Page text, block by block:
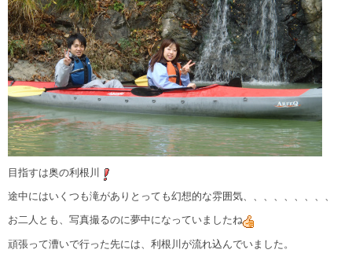
目指すは奥の利根川
途中にはいくつも滝がありとっても幻想的な雰囲気、、、、、、、、、
お二人とも、写真撮るのに夢中になっていましたね
頑張って漕いで行った先には、利根川が流れ込んでいました。